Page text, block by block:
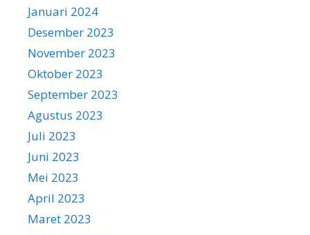
Januari 2024
Desember 2023
November 2023
Oktober 2023
September 2023
Agustus 2023
Juli 2023
Juni 2023
Mei 2023
April 2023
Maret 2023